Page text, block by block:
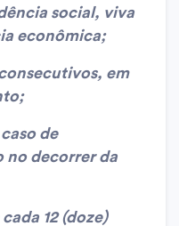
social, viva
econômica;
em
de
no decorrer da
12 (doze)